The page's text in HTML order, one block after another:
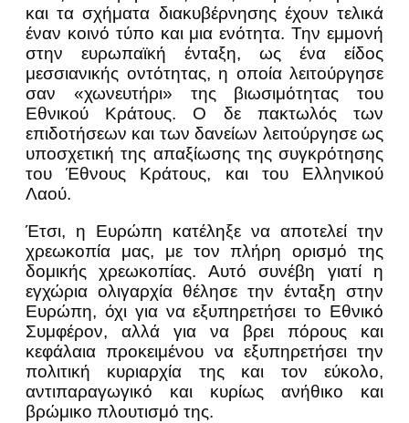
και τα σχήματα διακυβέρνησης έχουν τελικά
έναν κοινό τύπο και μια ενότητα. Την εμμονή
στην ευρωπαϊκή ένταξη, ως ένα είδος
μεσσιανικής οντότητας, η οποία λειτούργησε
σαν «χωνευτήρι» της βιωσιμότητας του
Εθνικού Κράτους. Ο δε πακτωλός των
επιδοτήσεων και των δανείων λειτούργησε ως
υποσχετική της απαξίωσης της συγκρότησης
του Έθνους Κράτους, και του Ελληνικού
Λαού.
Έτσι, η Ευρώπη κατέληξε να αποτελεί την
χρεωκοπία μας, με τον πλήρη ορισμό της
δομικής χρεωκοπίας. Αυτό συνέβη γιατί η
εγχώρια ολιγαρχία θέλησε την ένταξη στην
Ευρώπη, όχι για να εξυπηρετήσει το Εθνικό
Συμφέρον, αλλά για να βρει πόρους και
κεφάλαια προκειμένου να εξυπηρετήσει την
πολιτική κυριαρχία της και τον εύκολο,
αντιπαραγωγικό και κυρίως ανήθικο και
βρώμικο πλουτισμό της.